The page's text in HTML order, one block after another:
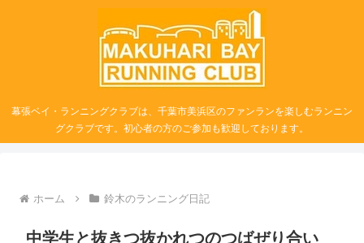
幕張ベイ・ランニングクラブは、千葉市美浜区のファンランを楽しむランニン
グクラブです。初心者の方のご参加も歓迎しております。
ホーム 鈴木のランニング日記
中学生と抜きつ抜かれつのつばぜり合い